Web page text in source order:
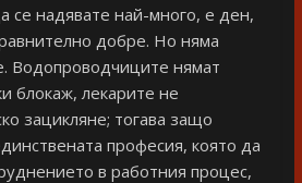
се надявате най-много, е ден,
добре. Но няма
Водопроводчиците нямат
блокаж, лекарите не
зацикляне; тогава защо
професия, която да
в работния процес,